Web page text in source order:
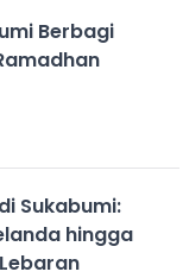
Berbagi
Sukabumi:
hingga